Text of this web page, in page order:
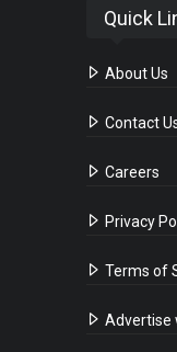
Quick
About Us
Contact
Careers
Privacy
Terms of
Advertise